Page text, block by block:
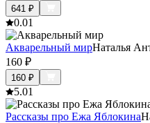
641 ₽
0.01
Акварельный мирНаталья
160 ₽
160 ₽
5.01
Рассказы про Ежа Яблокина